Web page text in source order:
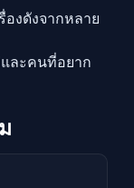
องดังจากหลาย
ละคนที่อยาก